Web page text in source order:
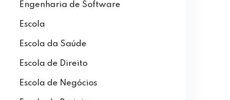
Engenharia de Software
Escola
Escola da Saúde
Escola de Direito
Escola de Negócios